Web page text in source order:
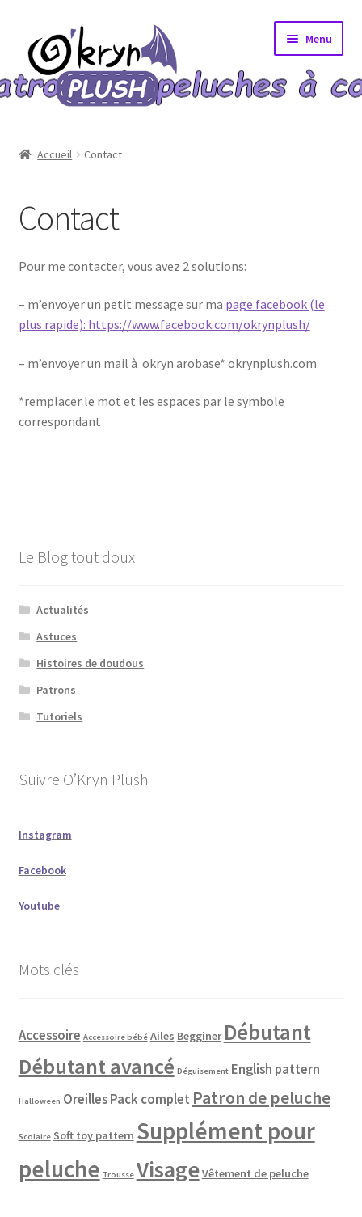
la
navigation
au
contenu
Menu
Blog
Bons Plans
Boutique
Contact
Page d’exemple
Panier
Politique de confidentialité
Validation de la commande
Accueil Contact
Contact
Pour me contacter, vous avez 2 solutions:
– m’envoyer un petit message sur ma page facebook (le
plus rapide): https://www.facebook.com/okrynplush/
– m’envoyer un mail à okryn arobase* okrynplush.com
*remplacer le mot et les espaces par le symbole
correspondant
Le Blog tout doux
Actualités
Astuces
Histoires de doudous
Patrons
Tutoriels
Suivre O’Kryn Plush
Instagram
Facebook
Youtube
Mots clés
Accessoire Accessoire bébé Ailes Begginer Débutant
Débutant avancé Déguisement English pattern
Halloween Oreilles Pack complet Patron de peluche
Scolaire Soft toy pattern Supplément pour
peluche Trousse VisageVêtement de peluche